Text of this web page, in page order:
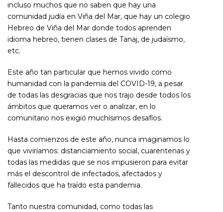
incluso muchos que no saben que hay una
comunidad judía en Viña del Mar, que hay un colegio
Hebreo de Viña del Mar donde todos aprenden
idioma hebreo, tienen clases de Tanaj, de judaísmo,
etc.
Este año tan particular que hemos vivido como
humanidad con la pandemia del COVID-19, a pesar
de todas las desgracias que nos trajo desde todos los
ámbitos que queramos ver o analizar, en lo
comunitario nos exigió muchísimos desafíos.
Hasta comienzos de este año, nunca imaginamos lo
que viviríamos: distanciamiento social, cuarentenas y
todas las medidas que se nos impusieron para evitar
más el descontrol de infectados, afectados y
fallecidos que ha traído esta pandemia.
Tanto nuestra comunidad, como todas las